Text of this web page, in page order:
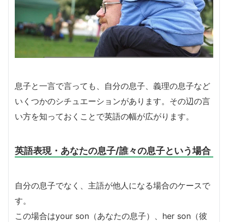
息子と一言で言っても、自分の息子、義理の息子など
いくつかのシチュエーションがあります。その辺の言
い方を知っておくことで英語の幅が広がります。
英語表現・あなたの息子/誰々の息子という場合
自分の息子でなく、主語が他人になる場合のケースで
す。
この場合はyour son（あなたの息子）、her son（彼